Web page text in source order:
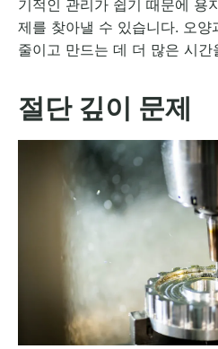
기적인 관리가 쉽기 때문에 용
제를 찾아낼 수 있습니다. 오
줄이고 만드는 데 더 많은 시
절단 깊이 문제